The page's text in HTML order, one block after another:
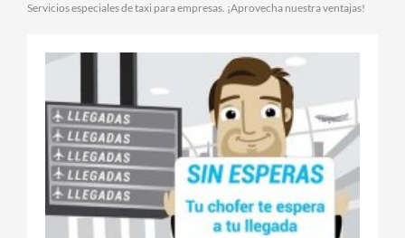
Servicios especiales de taxi para empresas. ¡Aprovecha nuestra ventajas!